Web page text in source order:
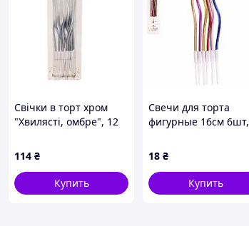
Свічки в торт хром
"Хвилясті, омбре", 12
114 ₴
Купить
Свечи для торта
фигурные 16см 6шт,
18 ₴
Купить